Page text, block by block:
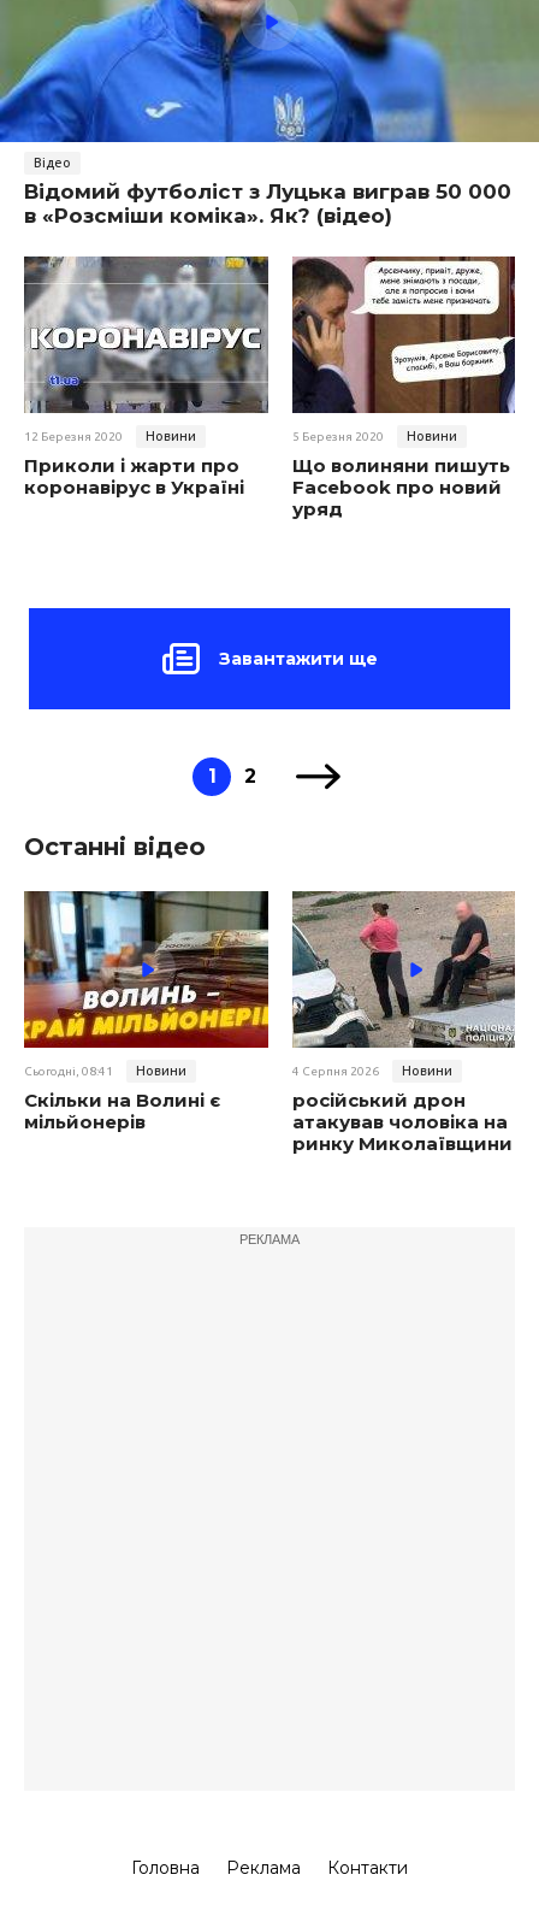
Відео
Відомий футболіст з Луцька виграв 50 000
в «Розсміши коміка». Як? (відео)
12 Березня 2020 Новини
Приколи і жарти про
коронавірус в Україні
5 Березня 2020 Новини
Що волиняни пишуть в
Facebook про новий
уряд
Завантажити ще
1 2
Останні відео
Сьогодні, 08:41 Новини
Скільки на Волині є
мільйонерів
4 Серпня 2026 Новини
російський дрон
атакував чоловіка на
ринку Миколаївщини
РЕКЛАМА
Головна Реклама Контакти